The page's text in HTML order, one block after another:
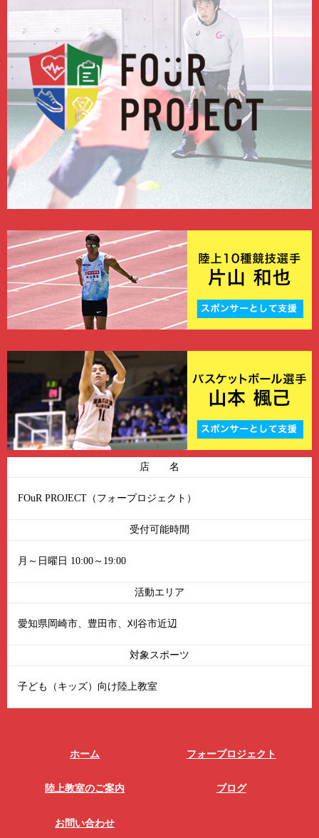
店 名
FOuR PROJECT（フォープロジェクト）
受付可能時間
月～日曜日 10:00～19:00
活動エリア
愛知県岡崎市、豊田市、刈谷市近辺
対象スポーツ
子ども（キッズ）向け陸上教室
ホーム フォープロジェクト
陸上教室のご案内 ブログ
お問い合わせ